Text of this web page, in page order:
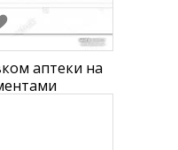
аптеки на